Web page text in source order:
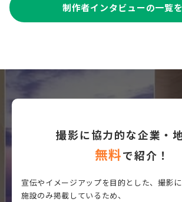
制作者インタビューの一覧
撮影に協力的な企業・
無料で紹介！
宣伝やイメージアップを目的とした、撮影
施設のみ掲載しているため、